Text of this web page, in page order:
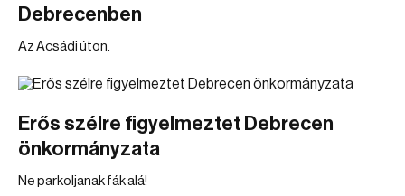
Debrecenben
Az Acsádi úton.
Erős szélre figyelmeztet Debrecen
önkormányzata
Ne parkoljanak fák alá!